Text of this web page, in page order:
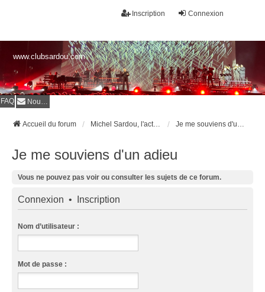
Connexion
Inscription
www.clubsardou.com
FAQ Nous contacter
Accueil du forum Michel Sardou, l'actualité Je me souviens d'un adieu
Je me souviens d'un adieu
Vous ne pouvez pas voir ou consulter les sujets de ce forum.
Connexion • Inscription
Nom d’utilisateur :
Mot de passe :